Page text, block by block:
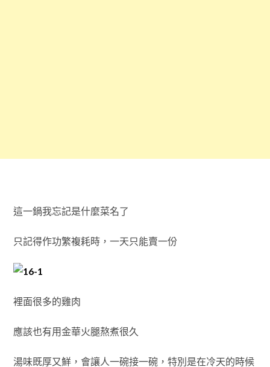
這一鍋我忘記是什麼菜名了
只記得作功繁複耗時，一天只能賣一份
裡面很多的雞肉
應該也有用金華火腿熬煮很久
湯味既厚又鮮，會讓人一碗接一碗，特別是在冷天的時候